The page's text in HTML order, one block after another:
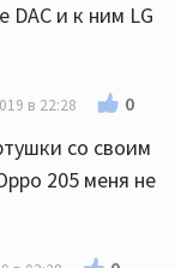
DAC и к ним LG
в 22:28 0
со своим
205 меня не